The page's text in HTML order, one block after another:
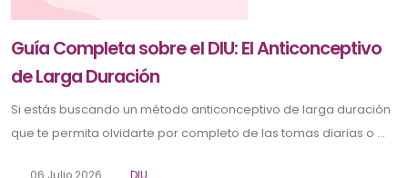
Guía Completa sobre el DIU: El Anticonceptivo
de Larga Duración
Si estás buscando un método anticonceptivo de larga duración
que te permita olvidarte por completo de las tomas diarias o ...